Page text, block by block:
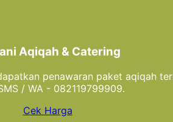
Aqiqah & Catering
penawaran paket aqiqah
/ WA - 082119799909.
Cek Harga